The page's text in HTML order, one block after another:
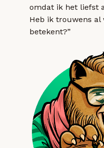
omdat ik het liefst
Heb ik trouwens al
betekent?”